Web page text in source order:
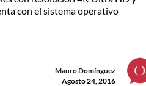
con el sistema operativo
Mauro Domínguez
Agosto 24, 2016